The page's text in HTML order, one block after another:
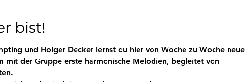
bist!
und Holger Decker lernst du hier von Woche zu Woche neue
mit der Gruppe erste harmonische Melodien, begleitet von